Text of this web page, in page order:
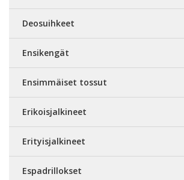
Deosuihkeet
Ensikengät
Ensimmäiset tossut
Erikoisjalkineet
Erityisjalkineet
Espadrillokset